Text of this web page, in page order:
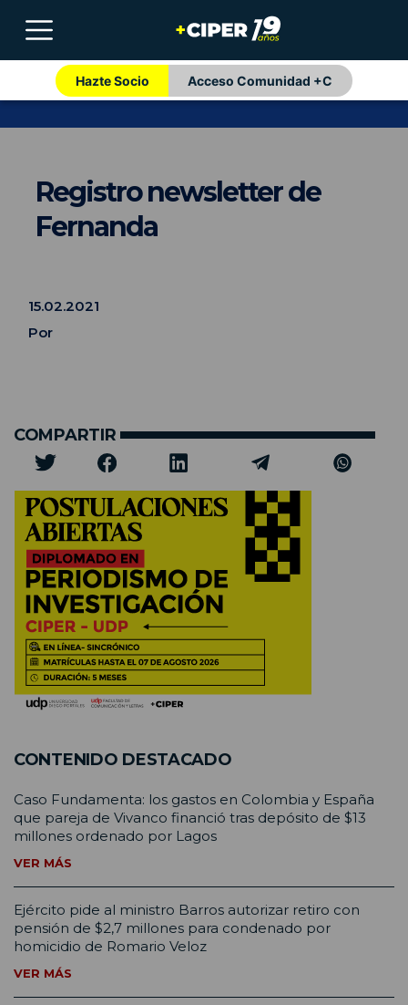
Hazte Socio Acceso Comunidad +C
Registro newsletter de
Fernanda
15.02.2021
Por
COMPARTIR
CONTENIDO DESTACADO
Caso Fundamenta: los gastos en Colombia y España
que pareja de Vivanco financió tras depósito de $13
millones ordenado por Lagos
VER MÁS
Ejército pide al ministro Barros autorizar retiro con
pensión de $2,7 millones para condenado por
homicidio de Romario Veloz
VER MÁS